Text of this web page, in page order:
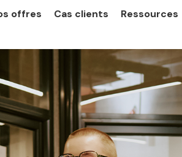
offres Cas clients Ressources